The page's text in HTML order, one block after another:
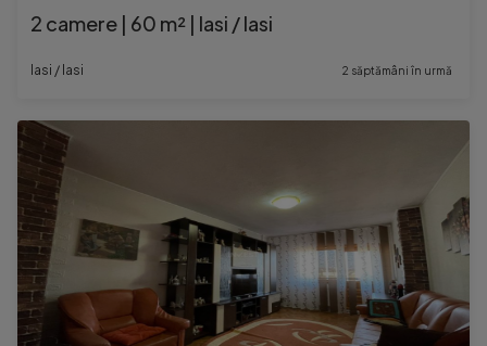
2 camere | 60 m² | Iasi / Iasi
Iasi / Iasi 2 săptămâni în urmă